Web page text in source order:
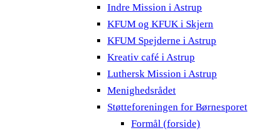
Indre Mission i Astrup
KFUM og KFUK i Skjern
KFUM Spejderne i Astrup
Kreativ café i Astrup
Luthersk Mission i Astrup
Menighedsrådet
Støtteforeningen for Børnesporet
Formål (forside)